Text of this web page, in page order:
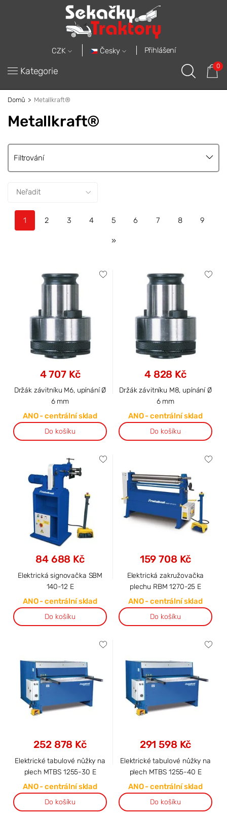
CZK Česky Přihlášení
Kategorie 0
Domů Metallkraft®
Metallkraft®
Filtrování
1 2 3 4 5 6 7 8 9
»
4 707 Kč
Držák závitníku M6, upínání Ø
6 mm
ANO - centrální sklad
Do košíku
4 828 Kč
Držák závitníku M8, upínání Ø
6 mm
ANO - centrální sklad
Do košíku
84 688 Kč
Elektrická signovačka SBM
140-12 E
ANO - centrální sklad
Do košíku
159 708 Kč
Elektrická zakružovačka
plechu RBM 1270-25 E
ANO - centrální sklad
Do košíku
252 878 Kč
Elektrické tabulové nůžky na
plech MTBS 1255-30 E
ANO - centrální sklad
Do košíku
291 598 Kč
Elektrické tabulové nůžky na
plech MTBS 1255-40 E
ANO - centrální sklad
Do košíku